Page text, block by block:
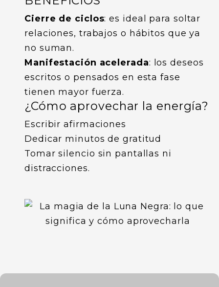
Cierre de ciclos: es ideal para soltar
relaciones, trabajos o hábitos que ya
no suman.
Manifestación acelerada: los deseos
escritos o pensados en esta fase
tienen mayor fuerza.
¿Cómo aprovechar la energía?
Escribir afirmaciones
Dedicar minutos de gratitud
Tomar silencio sin pantallas ni
distracciones.